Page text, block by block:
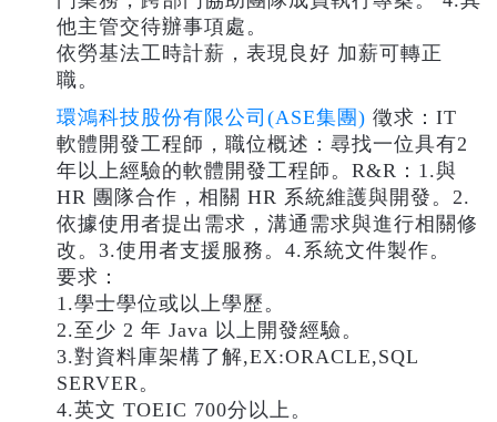
他主管交待辦事項處。
依勞基法工時計薪，表現良好 加薪可轉正
職。
環鴻科技股份有限公司(ASE集團) 徵求：IT
軟體開發工程師，職位概述：尋找一位具有2
年以上經驗的軟體開發工程師。R&R：1.與
HR 團隊合作，相關 HR 系統維護與開發。2.
依據使用者提出需求，溝通需求與進行相關修
改。3.使用者支援服務。4.系統文件製作。
要求：
1.學士學位或以上學歷。
2.至少 2 年 Java 以上開發經驗。
3.對資料庫架構了解,EX:ORACLE,SQL
SERVER。
4.英文 TOEIC 700分以上。